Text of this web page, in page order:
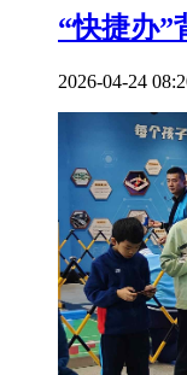
“快捷办”
2026-04-24